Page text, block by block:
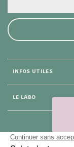
INFOS UTILES
LE LABO